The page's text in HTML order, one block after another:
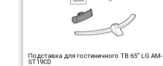
Подставка для гостиничного ТВ 65" LG AM-
ST19CD